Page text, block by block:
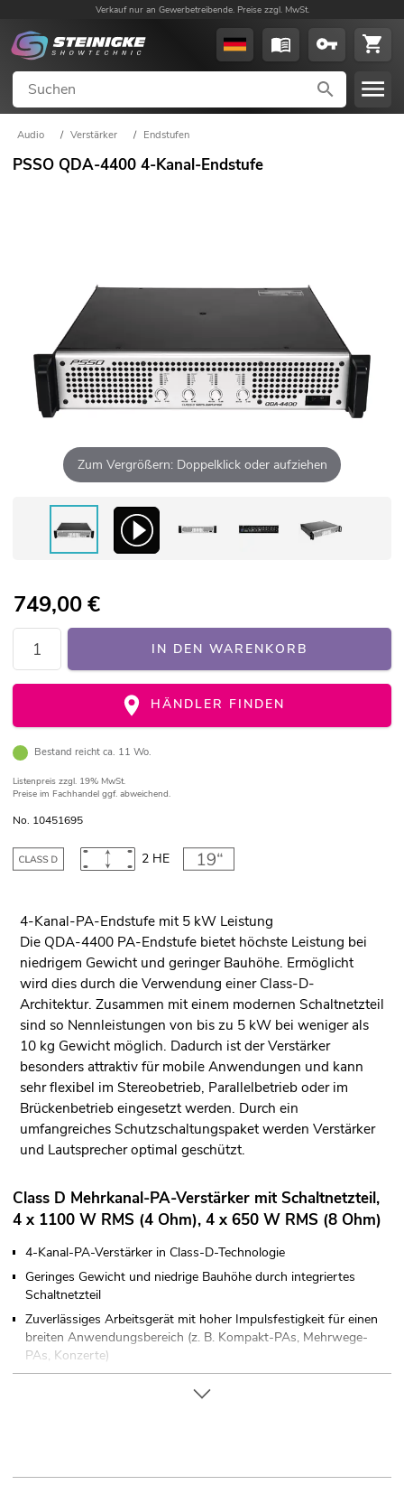
Verkauf nur an Gewerbetreibende. Preise zzgl. MwSt.
Audio / Verstärker / Endstufen
PSSO QDA-4400 4-Kanal-Endstufe
Zum Vergrößern: Doppelklick oder aufziehen
749,00€
IN DEN WARENKORB
HÄNDLER FINDEN
Bestand reicht ca. 11 Wo.
Listenpreis zzgl. 19% MwSt.
Preise im Fachhandel ggf. abweichend.
No. 10451695
2 HE
4-Kanal-PA-Endstufe mit 5 kW Leistung
Die QDA-4400 PA-Endstufe bietet höchste Leistung bei
niedrigem Gewicht und geringer Bauhöhe. Ermöglicht
wird dies durch die Verwendung einer Class-D-
Architektur. Zusammen mit einem modernen Schaltnetzteil
sind so Nennleistungen von bis zu 5 kW bei weniger als
10 kg Gewicht möglich. Dadurch ist der Verstärker
besonders attraktiv für mobile Anwendungen und kann
sehr flexibel im Stereobetrieb, Parallelbetrieb oder im
Brückenbetrieb eingesetzt werden. Durch ein
umfangreiches Schutzschaltungspaket werden Verstärker
und Lautsprecher optimal geschützt.
Class D Mehrkanal-PA-Verstärker mit Schaltnetzteil,
4 x 1100 W RMS (4 Ohm), 4 x 650 W RMS (8 Ohm)
4-Kanal-PA-Verstärker in Class-D-Technologie
Geringes Gewicht und niedrige Bauhöhe durch integriertes
Schaltnetzteil
Zuverlässiges Arbeitsgerät mit hoher Impulsfestigkeit für einen
breiten Anwendungsbereich (z. B. Kompakt-PAs, Mehrwege-
PAs, Konzerte)
3 Betriebsarten einstellbar (Stereo, Parallel oder Brücke)